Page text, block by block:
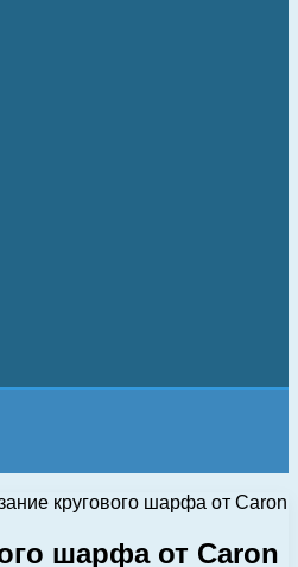
кругового шарфа от Caron
шарфа от Caron